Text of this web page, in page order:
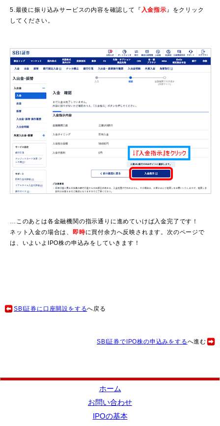
5.最後に振り込みサービスの内容を確認して『 入金指示』をクリック
してください。
…このあとは各金融機関の指示通りに進めていけば入金完了です！
ネット入金の場合は、
即時に買付余力へ反映されます。次のページで
は、いよいよIPO株の申込みをしていきます！
SBI証券に口座開設をするへ戻る
SBI証券でIPO株の申込みをするへ進む
ホーム
お問い合わせ
IPOの基本